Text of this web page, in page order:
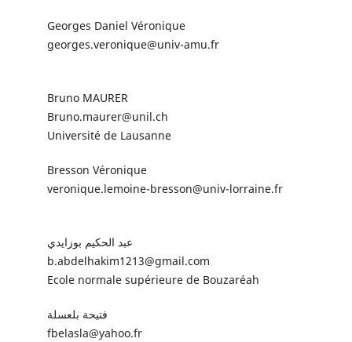
Georges Daniel Véronique
georges.veronique@univ-amu.fr
Bruno MAURER
Bruno.maurer@unil.ch
Université de Lausanne
Bresson Véronique
veronique.lemoine-bresson@univ-lorraine.fr
عبد الحكيم بوزايدي
b.abdelhakim1213@gmail.com
Ecole normale supérieure de Bouzaréah
فتيحة بلعسلة
fbelasla@yahoo.fr